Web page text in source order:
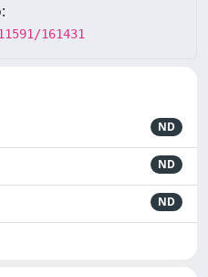
161431
ND
ND
ND